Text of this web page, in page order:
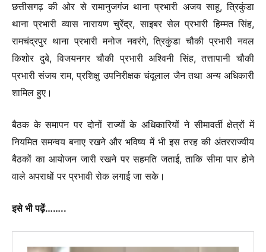
छत्तीसगढ़ की ओर से रामानुजगंज थाना प्रभारी अजय साहू, त्रिकुंडा
थाना प्रभारी व्यास नारायण चुरेंद्र, साइबर सेल प्रभारी हिम्मत सिंह,
रामचंद्रपुर थाना प्रभारी मनोज नवरंगे, त्रिकुंडा चौकी प्रभारी नवल
किशोर दुबे, विजयनगर चौकी प्रभारी अश्विनी सिंह, तत्तापानी चौकी
प्रभारी संजय राम, प्रशिक्षु उपनिरीक्षक चंदूलाल जैन तथा अन्य अधिकारी
शामिल हुए।
बैठक के समापन पर दोनों राज्यों के अधिकारियों ने सीमावर्ती क्षेत्रों में
नियमित समन्वय बनाए रखने और भविष्य में भी इस तरह की अंतरराज्यीय
बैठकों का आयोजन जारी रखने पर सहमति जताई, ताकि सीमा पार होने
वाले अपराधों पर प्रभावी रोक लगाई जा सके।
इसे भी पढ़ें……..